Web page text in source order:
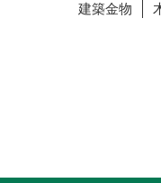
建築金物